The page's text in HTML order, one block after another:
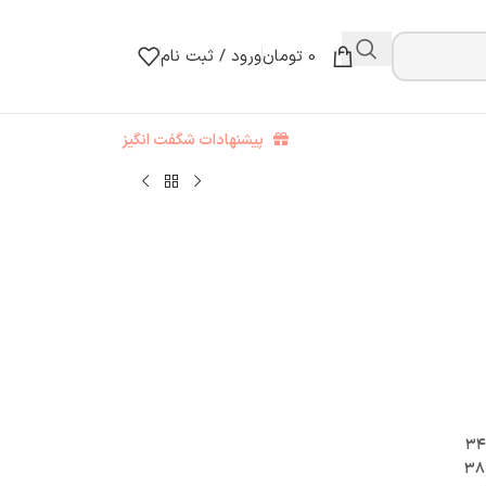
0 تومانورود / ثبت نام
پیشنهادات شگفت انگیز